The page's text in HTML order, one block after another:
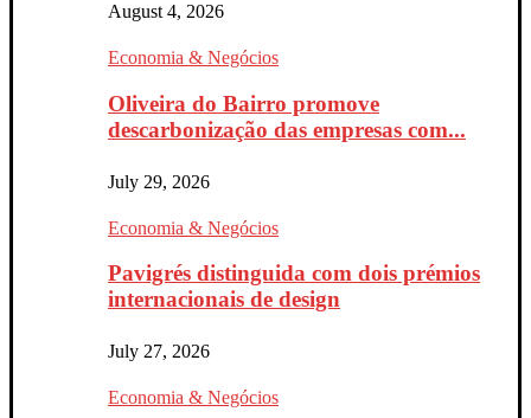
August 4, 2026
Economia & Negócios
Oliveira do Bairro promove
descarbonização das empresas com...
July 29, 2026
Economia & Negócios
Pavigrés distinguida com dois prémios
internacionais de design
July 27, 2026
Economia & Negócios